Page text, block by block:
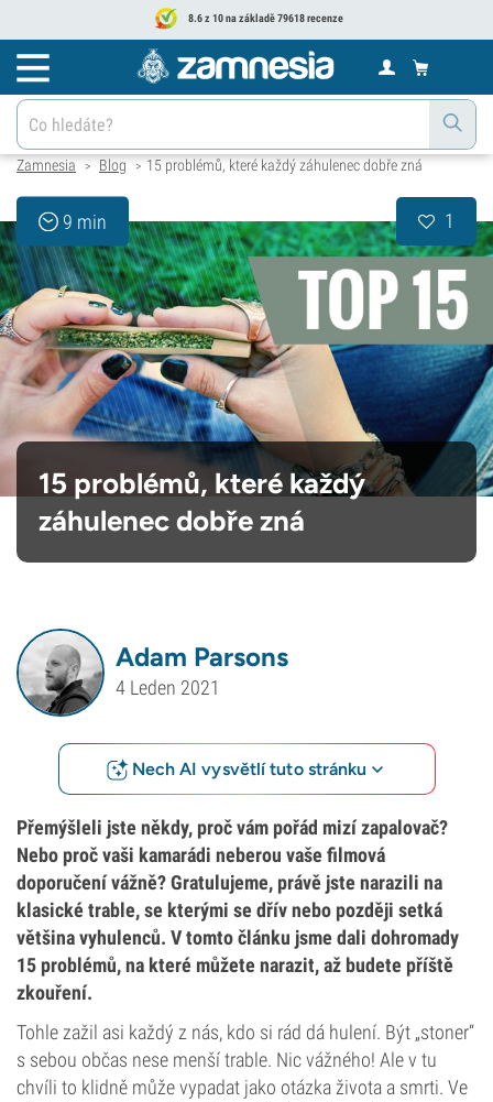
8.6 z 10 na základě 79618 recenze
Zamnesia > Blog > 15 problémů, které každý záhulenec dobře zná
9 min 1
15 problémů, které každý
záhulenec dobře zná
Adam Parsons
4 Leden 2021
Nech AI vysvětlí tuto stránku
Přemýšleli jste někdy, proč vám pořád mizí zapalovač?
Nebo proč vaši kamarádi neberou vaše filmová
doporučení vážně? Gratulujeme, právě jste narazili na
klasické trable, se kterými se dřív nebo později setká
většina vyhulenců. V tomto článku jsme dali dohromady
15 problémů, na které můžete narazit, až budete příště
zkouření.
Tohle zažil asi každý z nás, kdo si rád dá hulení. Být „stoner“
s sebou občas nese menší trable. Nic vážného! Ale v tu
chvíli to klidně může vypadat jako otázka života a smrti. Ve